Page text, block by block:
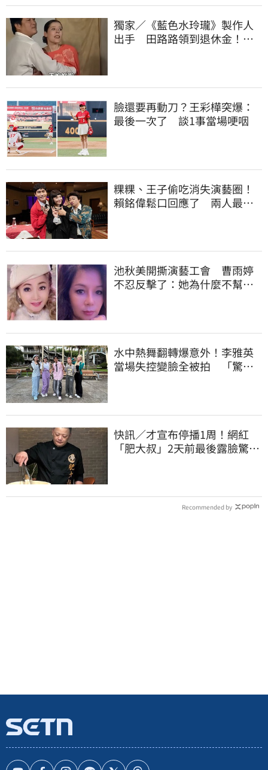
獨家／《藍色水玲瓏》製作人
出手 田路路領到退休金！隱
臉還要再動刀？王彩樺突爆：
最後一次了 談1事當場哽咽
粿粿、王子偷吃消失演藝圈！
賴銘偉鬆口回應了 兩人最新
池秋美開撕演藝工會 曹雨婷
不忍反擊了：她為什麼不幫田
水中熱舞翻轉爆意外！李雅英
當場失控變臉全被拍 「驚人
快訊／才宣布停播1周！網紅
「肥大叔」2天前最後露臉驚傳
Recommended by